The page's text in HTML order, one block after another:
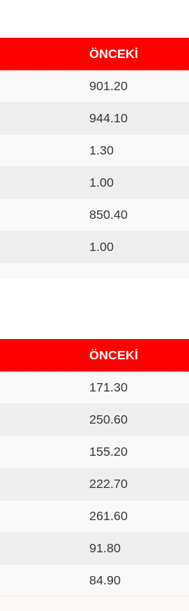
ÖNCEKİ
901.20
944.10
1.30
1.00
850.40
1.00
ÖNCEKİ
171.30
250.60
155.20
222.70
261.60
91.80
84.90